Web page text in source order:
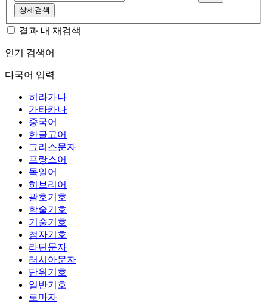
상세검색
결과 내 재검색
인기 검색어
다국어 입력
히라가나
가타카나
중국어
한글고어
그리스문자
프랑스어
독일어
히브리어
괄호기호
학술기호
기술기호
첨자기호
라틴문자
러시아문자
단위기호
일반기호
로마자